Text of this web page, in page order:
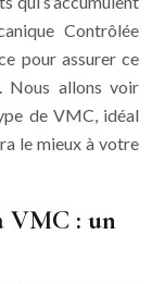
Contrôlée
pour assurer ce
Nous allons voir
de VMC, idéal
le mieux à votre
VMC : un